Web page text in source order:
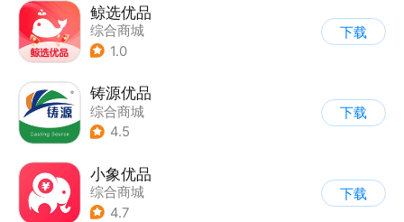
鲸选优品
综合商城
1.0
下载
铸源优品
综合商城
4.5
下载
小象优品
综合商城
4.7
下载